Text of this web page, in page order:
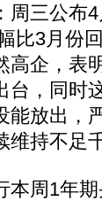
三公布4
比3月份
高企，表
台，同时
能放出，
维持不足
周1年期